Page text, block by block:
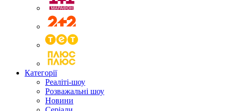
Категорії
Реаліті-шоу
Розважальні шоу
Новини